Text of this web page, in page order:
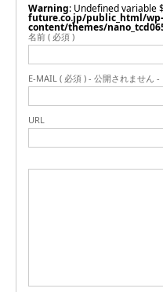
Warning : Undefined variable
future.co.jp/public_html/wp-
content/themes/
名前 ( 必須 )
E-MAIL ( 必須 ) - 公開されません -
URL